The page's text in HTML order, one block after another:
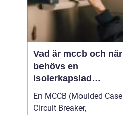
Vad är mccb och när
behövs en
isolerkapslad
effektbrytare?
En MCCB (Moulded Case
Circuit Breaker,